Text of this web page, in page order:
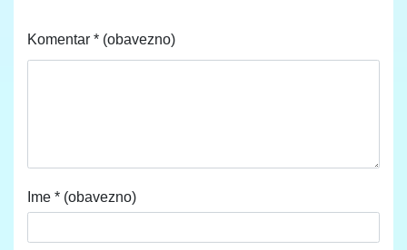
Komentar * (obavezno)
Ime * (obavezno)